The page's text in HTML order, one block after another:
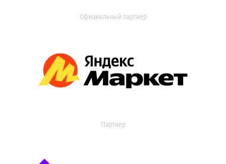
Официальный партнер
Партнер